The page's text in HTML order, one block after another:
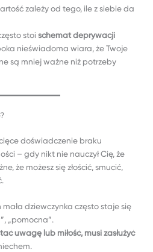
zależy od tego, ile z siebie da
stoischemat deprywacji
nieświadoma wiara, że Twoje
są mniej ważne niż potrzeby
doświadczenie braku
– gdy nikt nie nauczył Cię, że
że możesz się złościć, smucić,
dziewczynka często staje się
„pomocna”.
uwagę lub miłość, musi zasłużyć